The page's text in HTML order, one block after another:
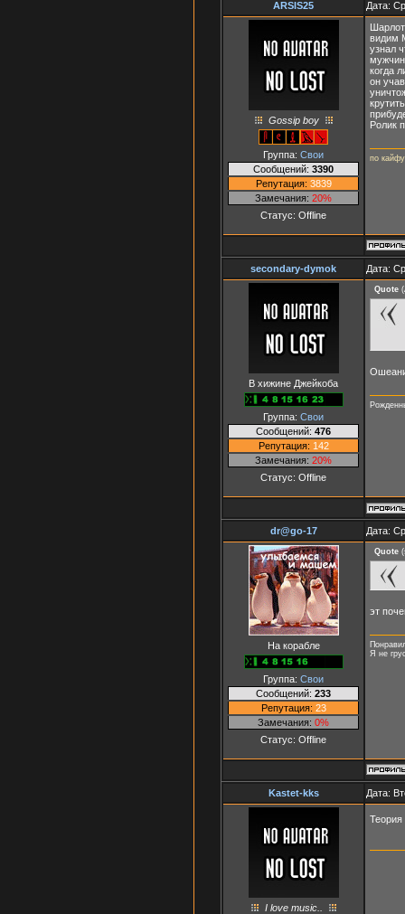
ARSIS25 Дата:
Gossip boy
Группа: Свои
Сообщений: 3390
Репутация: 3839
Замечания: 20%
Статус: Offline
видим
узнал
когда
он
Ролик
по кайфу
secondary-dymok Дата:
В хижине Джейкоба
Группа: Свои
Сообщений: 476
Репутация: 142
Замечания: 20%
Статус: Offline
Quote (
dr@go-17 Дата:
На корабле
Группа: Свои
Сообщений: 233
Репутация: 23
Замечания: 0%
Статус: Offline
Quote (
эт
Я не
Kastet-kks Дата:
I love music..
Теория